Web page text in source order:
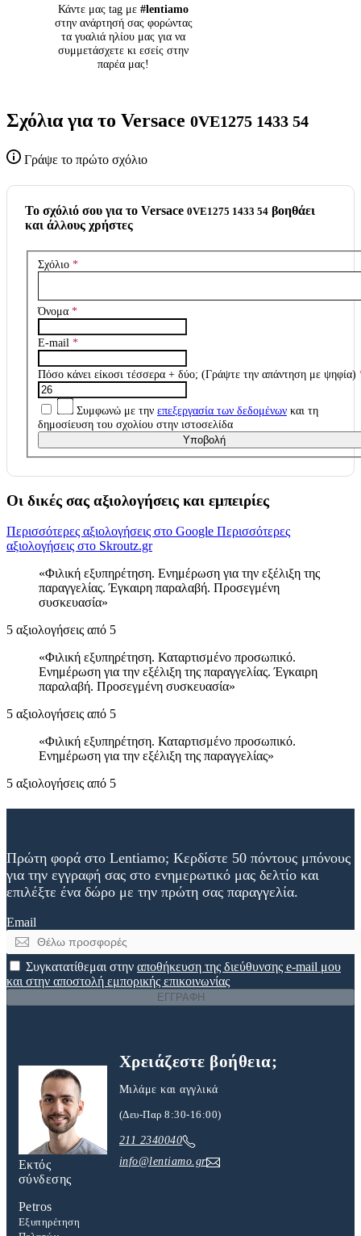
Κάντε μας tag με #lentiamo
στην ανάρτησή σας φορώντας
τα γυαλιά ηλίου μας για να
συμμετάσχετε κι εσείς στην
παρέα μας!
Σχόλια για το Versace 0VE1275 1433 54
Γράψε το πρώτο σχόλιο
To σχόλιό σου για το Versace 0VE1275 1433 54 βοηθάει
και άλλους χρήστες
Σχόλιο *
Όνομα *
E-mail *
Πόσο κάνει είκοσι τέσσερα + δύο; (Γράψτε την απάντηση με ψηφία)
Συμφωνώ με την επεξεργασία των δεδομένων και τη
δημοσίευση του σχολίου στην ιστοσελίδα
Υποβολή
Οι δικές σας αξιολογήσεις και εμπειρίες
Περισσότερες αξιολογήσεις στο Google Περισσότερες
αξιολογήσεις στο Skroutz.gr
Φιλική εξυπηρέτηση. Ενημέρωση για την εξέλιξη της
παραγγελίας. Έγκαιρη παραλαβή. Προσεγμένη
συσκευασία
5 αξιολογήσεις από 5
Φιλική εξυπηρέτηση. Καταρτισμένο προσωπικό.
Ενημέρωση για την εξέλιξη της παραγγελίας. Έγκαιρη
παραλαβή. Προσεγμένη συσκευασία
5 αξιολογήσεις από 5
Φιλική εξυπηρέτηση. Καταρτισμένο προσωπικό.
Ενημέρωση για την εξέλιξη της παραγγελίας
5 αξιολογήσεις από 5
Πρώτη φορά στο Lentiamo; Κερδίστε 50 πόντους μπόνους
για την εγγραφή σας στο ενημερωτικό μας δελτίο και
επιλέξτε ένα δώρο με την πρώτη σας παραγγελία.
Email
ΕΓΓΡΑΦΗ
Συγκατατίθεμαι στην αποθήκευση της διεύθυνσης e-mail μου
και στην αποστολή εμπορικής επικοινωνίας
Εκτός
σύνδεσης
Petros
Εξυπηρέτηση
Χρειάζεστε βοήθεια;
Μιλάμε και αγγλικά
(Δευ-Παρ 8:30-16:00)
211 2340040
info@lentiamo.gr